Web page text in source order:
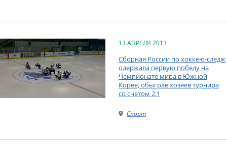
13 АПРЕЛЯ 2013
Сборная России по хоккею-следж
одержала первую победу на
Чемпионате мира в Южной
Корее, обыграв хозяев турнира
со счетом 2:1
Спорт